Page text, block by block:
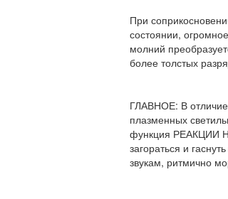
При
состоянии,
молний
более толстых
ГЛАВНОЕ: В отличие
плазменных
функция РЕАКЦИИ
загораться и
звукам, ритмично